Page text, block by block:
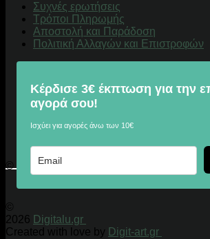
Συχνές ερωτήσεις
Τρόποι Πληρωμής
Αποστολή και Παράδοση
Πολιτική Αλλαγών και Επιστροφών
Κέρδισε 3€ έκπτωση για την
αγορά σου!
Ισχύει για αγορές άνω των 10€
© 2026 Digitalu.gr
©
2026 Digitalu.gr
Created with love by Digit-art.gr